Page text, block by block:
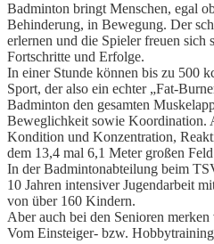
Badminton bringt Menschen, egal
Behinderung, in Bewegung. Der
erlernen und die Spieler freuen sich
Fortschritte und Erfolge.
In einer Stunde können bis zu 500
Sport, der also ein echter „Fat-
Badminton den gesamten
Beweglichkeit sowie Koordination.
Kondition und Konzentration,
dem 13,4 mal 6,1 Meter großen
In der Badmintonabteilung beim
10 Jahren intensiver Jugendarbeit
von über 160 Kindern.
Aber auch bei den Senioren
Vom Einsteiger- bzw.